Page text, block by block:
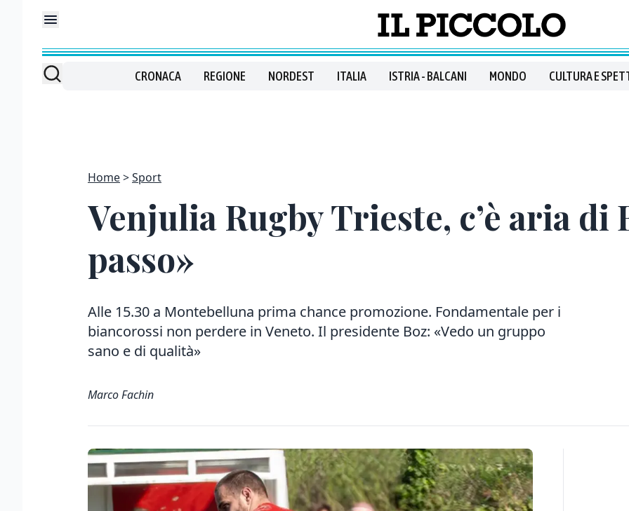
CRONACA REGIONE NORDEST ITALIA ISTRIA - BALCANI MONDO CULTURA E
Home Sport
Venjulia Rugby Trieste, c’è aria di
passo»
Alle 15.30 a Montebelluna prima chance promozione. Fondamentale per i
biancorossi non perdere in Veneto. Il presidente Boz: «Vedo un gruppo
sano e di qualità»
Marco Fachin